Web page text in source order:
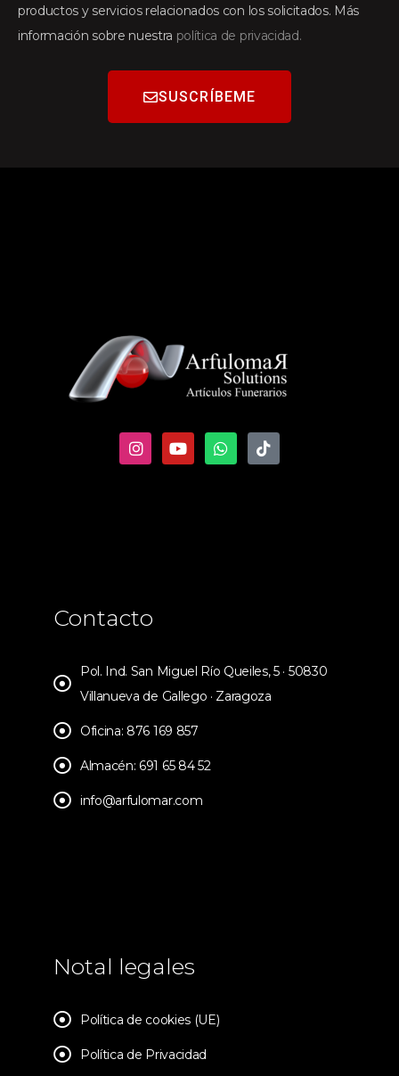
productos y servicios relacionados con los solicitados. Más
información sobre nuestra política de privacidad.
SUSCRÍBEME
Contacto
Pol. Ind. San Miguel Río Queiles, 5 · 50830
Villanueva de Gallego · Zaragoza
Oficina: 876 169 857
Almacén: 691 65 84 52
info@arfulomar.com
Notal legales
Política de cookies (UE)
Política de Privacidad